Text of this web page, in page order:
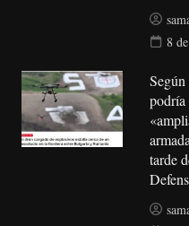
8
podría
tarde